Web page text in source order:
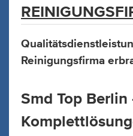
Reinigungsfirma
Smd Top Berlin